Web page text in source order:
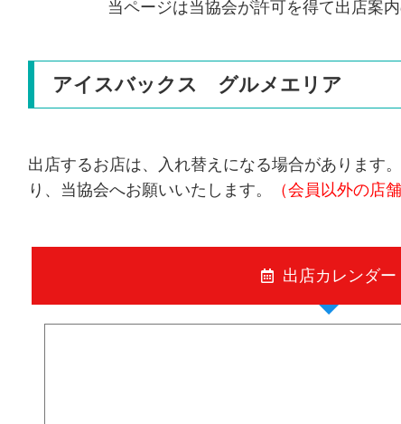
当ページは当協会が許可を得て出店案
アイスバックス グルメエリア
出店するお店は、入れ替えになる場合があります
り、当協会へお願いいたします。
（会員以外の店
出店カレンダー